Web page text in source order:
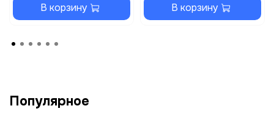
В корзину В корзину
Популярное